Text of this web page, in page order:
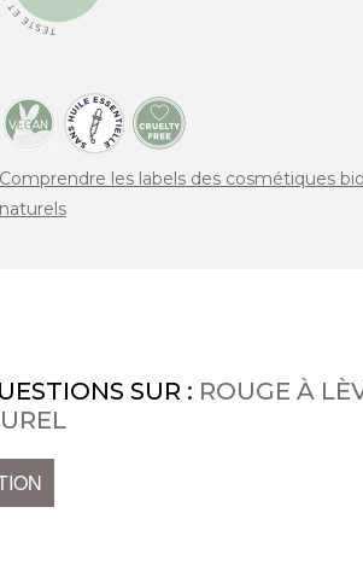
les labels des cosmétiques
SUR : ROUGE À